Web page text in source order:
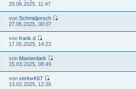
20.08.2025, 11:47
vonSchmidjorsch
27.05.2025, 00:07
vonfrank.d
17.05.2025, 14:23
von Masterdark
15.03.2025, 08:49
vonxerloxK67
13.02.2025, 12:26